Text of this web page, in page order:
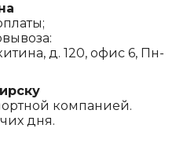
д. 120, офис 6, Пн-
компанией.
дня.